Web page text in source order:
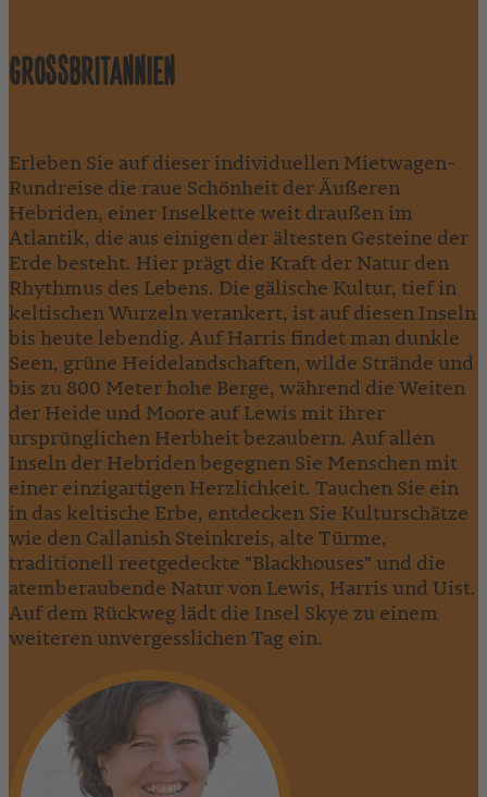
GROSSBRITANNIEN
Erleben Sie auf dieser individuellen Mietwagen-
Rundreise die raue Schönheit der Äußeren
Hebriden, einer Inselkette weit draußen im
Atlantik, die aus einigen der ältesten Gesteine der
Erde besteht. Hier prägt die Kraft der Natur den
Rhythmus des Lebens. Die gälische Kultur, tief in
keltischen Wurzeln verankert, ist auf diesen Inseln
bis heute lebendig. Auf Harris findet man dunkle
Seen, grüne Heidelandschaften, wilde Strände und
bis zu 800 Meter hohe Berge, während die Weiten
der Heide und Moore auf Lewis mit ihrer
ursprünglichen Herbheit bezaubern. Auf allen
Inseln der Hebriden begegnen Sie Menschen mit
einer einzigartigen Herzlichkeit. Tauchen Sie ein
in das keltische Erbe, entdecken Sie Kulturschätze
wie den Callanish Steinkreis, alte Türme,
traditionell reetgedeckte "Blackhouses" und die
atemberaubende Natur von Lewis, Harris und Uist.
Auf dem Rückweg lädt die Insel Skye zu einem
weiteren unvergesslichen Tag ein.